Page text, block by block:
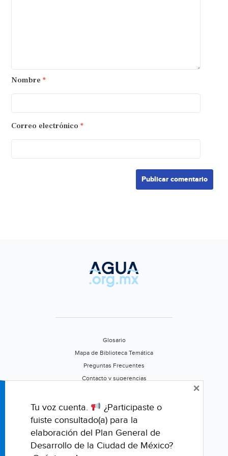
Nombre *
Correo electrónico *
Glosario
Mapa de Biblioteca Temática
Preguntas Frecuentes
Contacto y sugerencias
Califica este portal
Tu voz cuenta.
¿Participaste o
fuiste consultado(a) para la
elaboración del Plan General de
Desarrollo de la Ciudad de México?
×